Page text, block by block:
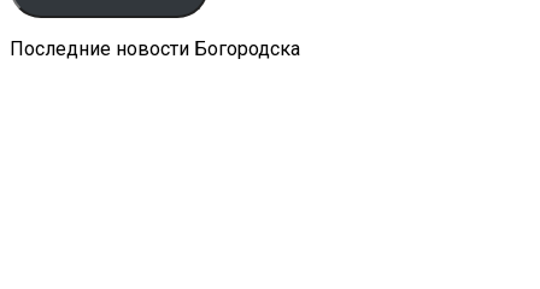
Последние новости Богородска